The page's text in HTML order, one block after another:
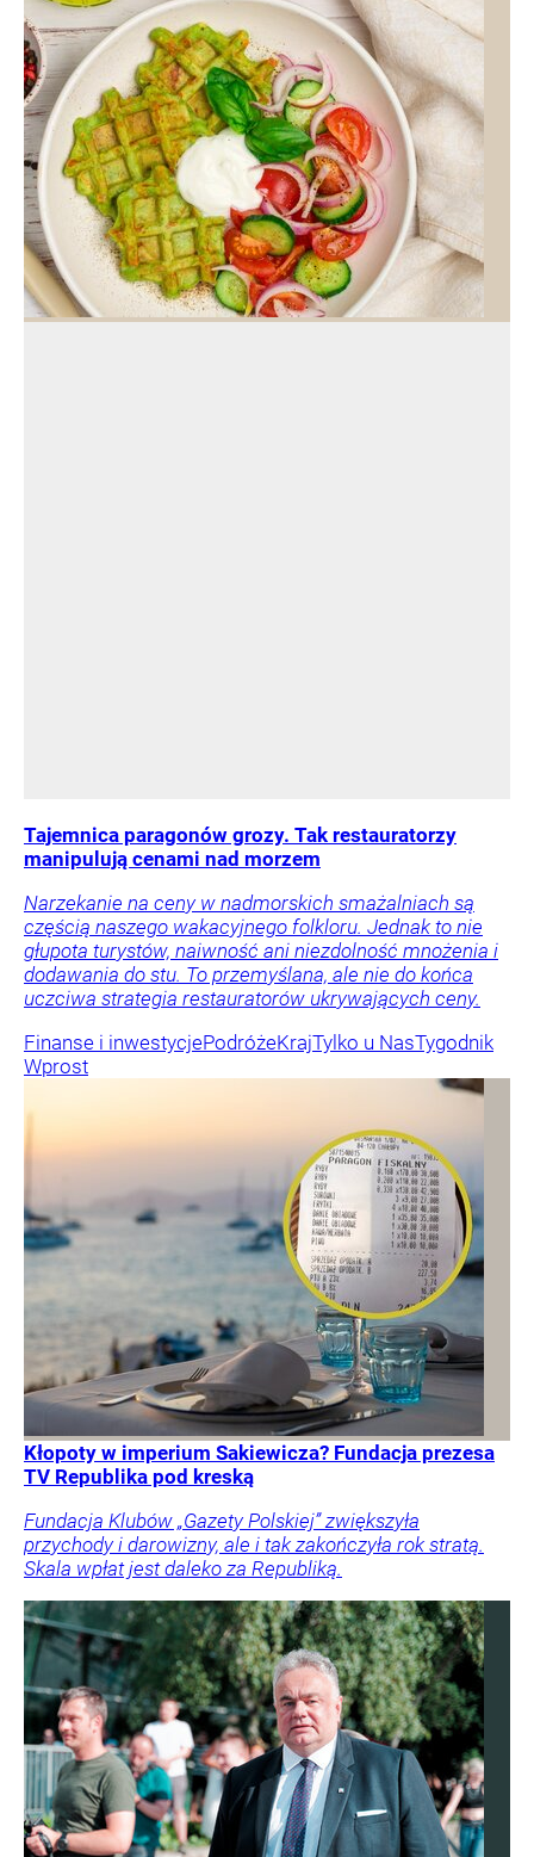
Tajemnica paragonów grozy. Tak restauratorzy
manipulują cenami nad morzem
Narzekanie na ceny w nadmorskich smażalniach są
częścią naszego wakacyjnego folkloru. Jednak to nie
głupota turystów, naiwność ani niezdolność mnożenia i
dodawania do stu. To przemyślana, ale nie do końca
uczciwa strategia restauratorów ukrywających ceny.
Finanse i inwestycjePodróżeKrajTylko u NasTygodnik
Wprost
Kłopoty w imperium Sakiewicza? Fundacja prezesa
TV Republika pod kreską
Fundacja Klubów „Gazety Polskiej” zwiększyła
przychody i darowizny, ale i tak zakończyła rok stratą.
Skala wpłat jest daleko za Republiką.